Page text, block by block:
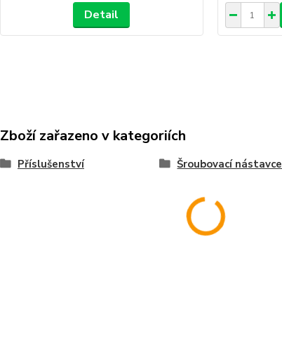
Detail
Zboží zařazeno v kategoriích
Příslušenství Šroubovací nástavce